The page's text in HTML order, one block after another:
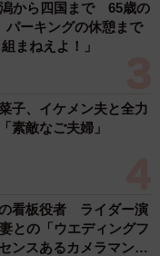
メキ上達したぬこ
は満足できなくな
に認められようと、
くなど試行錯誤し
でイチバン絵がう
から四国まで 65歳の
ーキングの休憩まで
まねえよ！」
子、イケメン夫と全力
素敵なご夫婦」
看板役者 ライダー演
との「ウエディングフ
ンスあるカメラマン求